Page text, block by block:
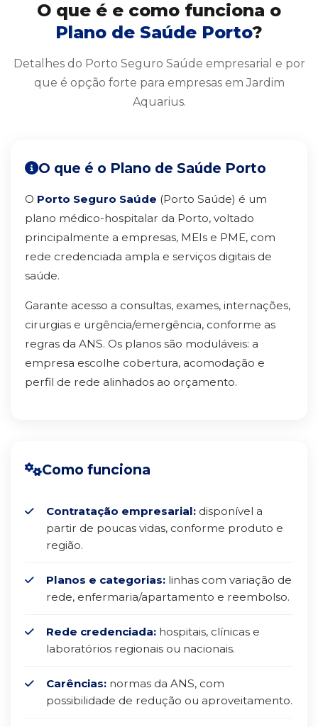
O que é e como funciona o
Plano de Saúde Porto?
Detalhes do Porto Seguro Saúde empresarial e por
que é opção forte para empresas em Jardim
Aquarius.
O que é o Plano de Saúde Porto
O Porto Seguro Saúde (Porto Saúde) é um
plano médico-hospitalar da Porto, voltado
principalmente a empresas, MEIs e PME, com
rede credenciada ampla e serviços digitais de
saúde.
Garante acesso a consultas, exames, internações,
cirurgias e urgência/emergência, conforme as
regras da ANS. Os planos são moduláveis: a
empresa escolhe cobertura, acomodação e
perfil de rede alinhados ao orçamento.
Como funciona
Contratação empresarial: disponível a
partir de poucas vidas, conforme produto e
região.
Planos e categorias: linhas com variação de
rede, enfermaria/apartamento e reembolso.
Rede credenciada: hospitais, clínicas e
laboratórios regionais ou nacionais.
Carências: normas da ANS, com
possibilidade de redução ou aproveitamento.